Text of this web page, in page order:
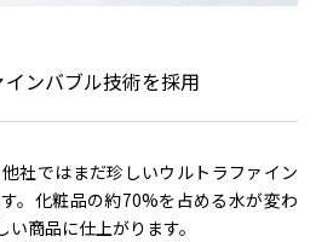
ンバブル技術を採用
社ではまだ珍しいウルトラファイン
。化粧品の約70%を占める水が変わ
商品に仕上がります。